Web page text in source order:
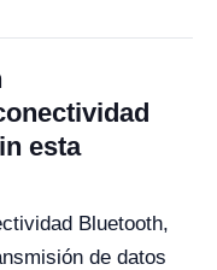
esta
Bluetooth,
de datos